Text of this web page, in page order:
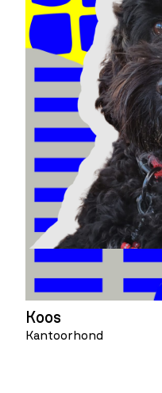
Koos
Kantoorhond